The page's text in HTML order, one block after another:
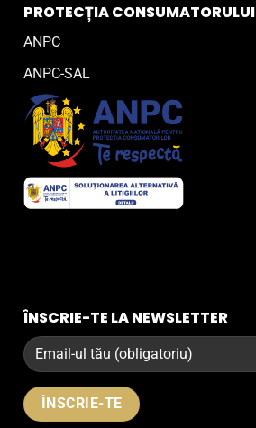
PROTECȚIA CONSUMATORULUI
ANPC
ANPC-SAL
ÎNSCRIE-TE LA NEWSLETTER